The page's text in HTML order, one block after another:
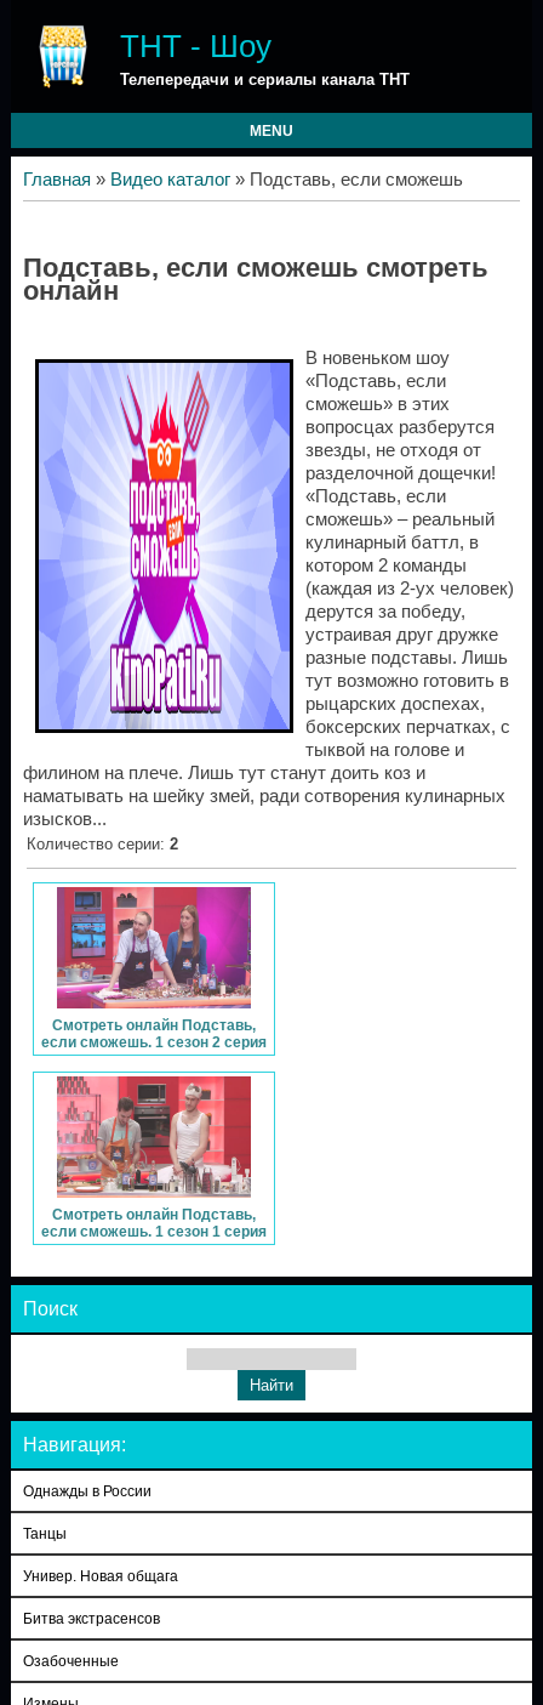
ТНТ - Шоу
Телепередачи и сериалы канала ТНТ
MENU
Главная » Видео каталог» Подставь, если сможешь
Подставь, если сможешь смотреть
онлайн
В новеньком шоу
«Подставь, если
сможешь» в этих
вопросцах разберутся
звезды, не отходя от
разделочной дощечки!
«Подставь, если
сможешь» – реальный
кулинарный баттл, в
котором 2 команды
(каждая из 2-ух человек)
дерутся за победу,
устраивая друг дружке
разные подставы. Лишь
тут возможно готовить в
рыцарских доспехах,
боксерских перчатках, с
тыквой на голове и
филином на плече. Лишь тут станут доить коз и
наматывать на шейку змей, ради сотворения кулинарных
изысков...
Количество серии: 2
Смотреть онлайн Подставь,
если сможешь. 1 сезон 2 серия
Смотреть онлайн Подставь,
если сможешь. 1 сезон 1 серия
Поиск
Навигация:
Однажды в России
Танцы
Универ. Новая общага
Битва экстрасенсов
Озабоченные